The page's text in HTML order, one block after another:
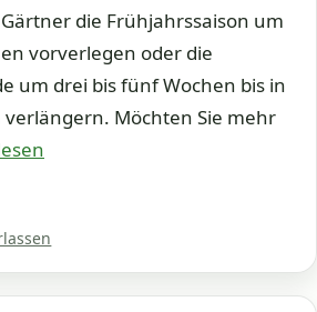
die Frühjahrssaison um
vorverlegen oder die
um drei bis fünf Wochen bis in
Möchten Sie mehr